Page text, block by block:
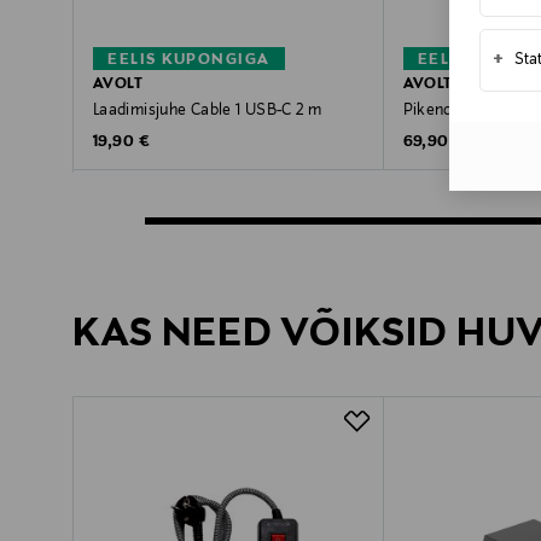
+
EELIS KUPONGIGA
AVOLT
Laadimisjuhe Cable 1 USB-C 2 m
Original Price
19,90 €
EELIS
AVOLT
Pikendusjuhe
Original Price
69,90 €
KAS NEED VÕIKSID